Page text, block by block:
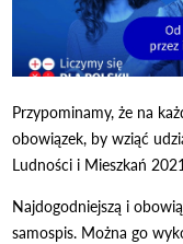
Przypominamy, że na
obowiązek, by wziąć
Ludności i Mieszkań
Najdogodniejszą i
samospis. Można go